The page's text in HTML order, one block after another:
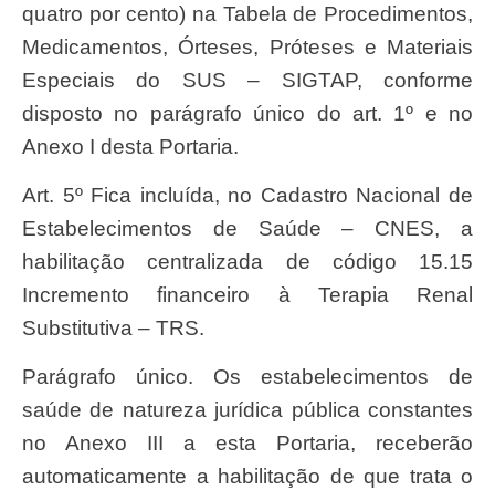
quatro por cento) na Tabela de Procedimentos,
Medicamentos, Órteses, Próteses e Materiais
Especiais do SUS – SIGTAP, conforme
disposto no parágrafo único do art. 1º e no
Anexo I desta Portaria.
Art. 5º Fica incluída, no Cadastro Nacional de
Estabelecimentos de Saúde – CNES, a
habilitação centralizada de código 15.15
Incremento financeiro à Terapia Renal
Substitutiva – TRS.
Parágrafo único. Os estabelecimentos de
saúde de natureza jurídica pública constantes
no Anexo III a esta Portaria, receberão
automaticamente a habilitação de que trata o